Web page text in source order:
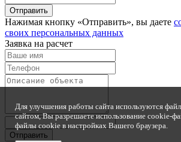
Для улучшения работы сайта используются
сайтом, Вы разрешаете использование cookie-
файлы cookie в настройках Вашего браузера.
Отправить
Нажимая кнопку «Отправить», вы даете
своих персональных данных
Заявка на расчет
Отправить